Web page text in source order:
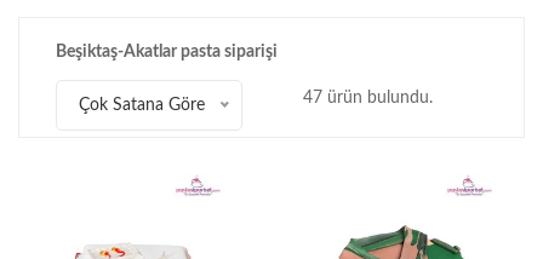
Beşiktaş-Akatlar pasta siparişi
Çok Satana Göre 47 ürün bulundu.